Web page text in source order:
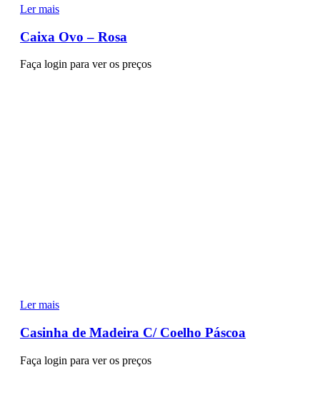
Ler mais
Caixa Ovo – Rosa
Faça login para ver os preços
Ler mais
Casinha de Madeira C/ Coelho Páscoa
Faça login para ver os preços